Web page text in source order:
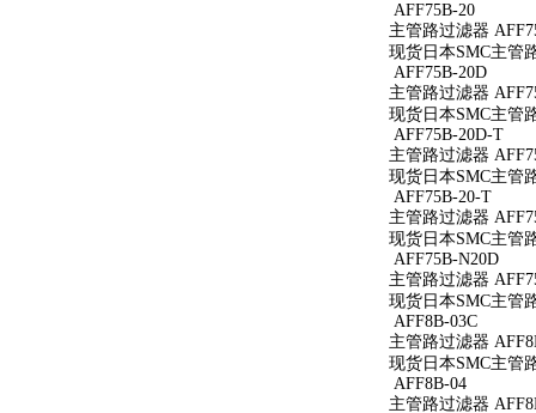
AFF75B-20
主管路过滤器
现货日本SMC主管
AFF75B-20D
主管路过滤器
现货日本SMC主管
AFF75B-20D-T
主管路过滤器
现货日本SMC主管
AFF75B-20-T
主管路过滤器
现货日本SMC主管
AFF75B-N20D
主管路过滤器
现货日本SMC主管
AFF8B-03C
主管路过滤器
现货日本SMC主管
AFF8B-04
主管路过滤器